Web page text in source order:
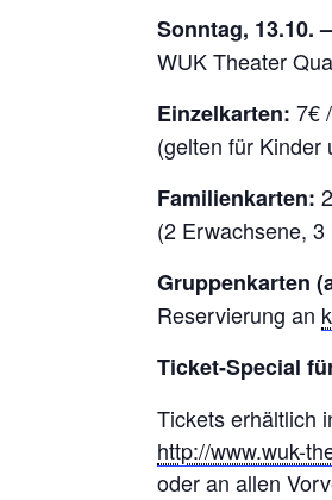
Sonntag, 13.10.
WUK Theater
Einzelkarten: 7€
(gelten für Kinder
Familienkarten:
(2 Erwachsene,
Gruppenkarten
Reservierung an
Ticket-Special
Tickets erhältlich
http://www.wuk-
oder an allen